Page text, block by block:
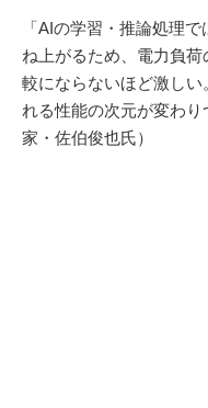
「AIの学習・推論処理
ね上がるため、電力負
較にならないほど激し
れる性能の次元が変わ
家・佐伯俊也氏）